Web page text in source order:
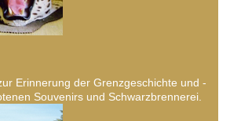
Erinnerung der Grenzgeschichte und -
Souvenirs und Schwarzbrennerei.